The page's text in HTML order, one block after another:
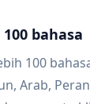
bahasa
100
Arab,